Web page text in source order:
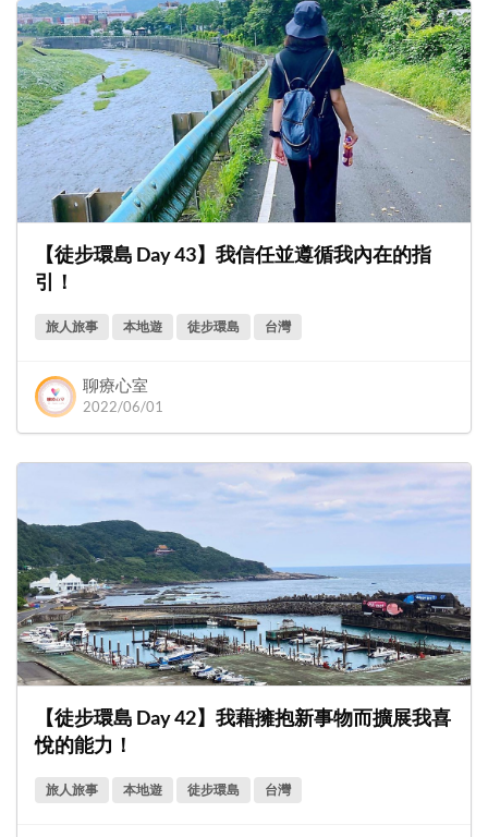
【徒步環島 Day 43】我信任並遵循我內在的指
引！
旅人旅事 本地遊 徒步環島 台灣
聊療心室
2022/06/01
【徒步環島 Day 42】我藉擁抱新事物而擴展我喜
悅的能力！
旅人旅事 本地遊 徒步環島 台灣